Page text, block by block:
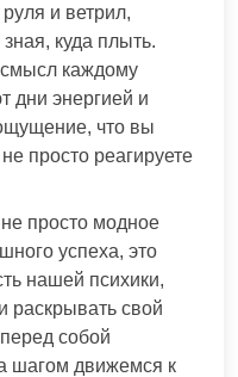
и ветрил,
куда плыть.
каждому
дни энергией и
что вы
просто реагируете
просто модное
успеха, это
нашей психики,
раскрывать свой
собой
шагом движемся к